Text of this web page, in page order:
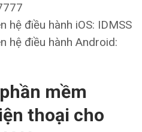
hệ điều hành iOS: IDMSS
hệ điều hành Android:
mềm
thoại cho